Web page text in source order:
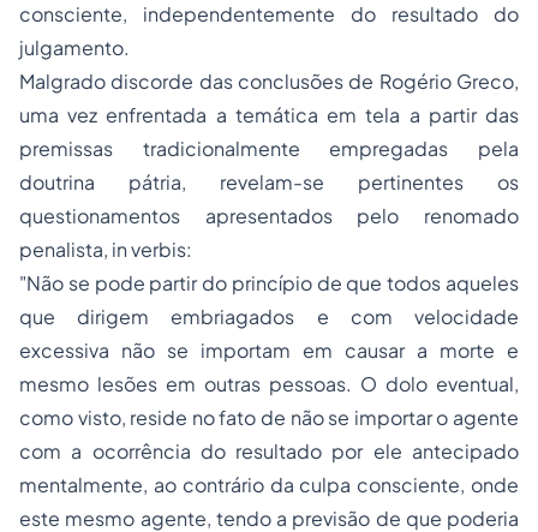
consciente, independentemente do resultado do
julgamento.
Malgrado discorde das conclusões de Rogério Greco,
uma vez enfrentada a temática em tela a partir das
premissas tradicionalmente empregadas pela
doutrina pátria, revelam-se pertinentes os
questionamentos apresentados pelo renomado
penalista, in verbis:
"Não se pode partir do princípio de que todos aqueles
que dirigem embriagados e com velocidade
excessiva não se importam em causar a morte e
mesmo lesões em outras pessoas. O dolo eventual,
como visto, reside no fato de não se importar o agente
com a ocorrência do resultado por ele antecipado
mentalmente, ao contrário da culpa consciente, onde
este mesmo agente, tendo a previsão de que poderia